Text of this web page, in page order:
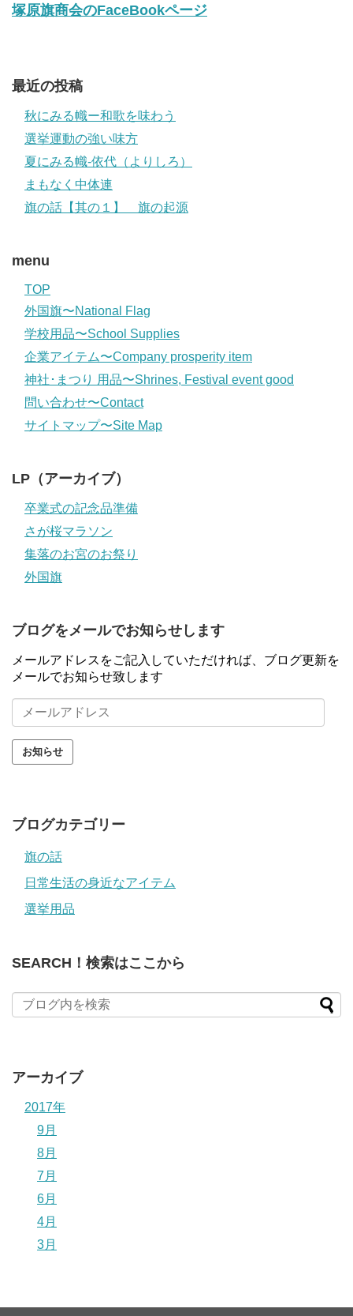
塚原旗商会のFaceBookページ
最近の投稿
秋にみる幟ー和歌を味わう
選挙運動の強い味方
夏にみる幟-依代（よりしろ）
まもなく中体連
旗の話【其の１】 旗の起源
menu
TOP
外国旗〜National Flag
学校用品〜School Supplies
企業アイテム〜Company prosperity item
神社･まつり 用品〜Shrines, Festival event good
問い合わせ〜Contact
サイトマップ〜Site Map
LP（アーカイブ）
卒業式の記念品準備
さが桜マラソン
集落のお宮のお祭り
外国旗
ブログをメールでお知らせします
メールアドレスをご記入していただければ、ブログ更新を
メールでお知らせ致します
ー
ル
ア
ブログカテゴリー
旗の話
日常生活の身近なアイテム
選挙用品
SEARCH！検索はここから
アーカイブ
2017年
9月
8月
7月
6月
4月
3月